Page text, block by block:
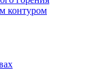
контуром